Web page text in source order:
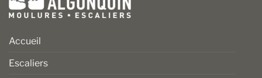
Accueil
Escaliers